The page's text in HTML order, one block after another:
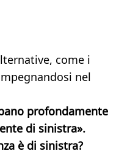
come i
nel
profondamente
di sinistra».
è di sinistra?